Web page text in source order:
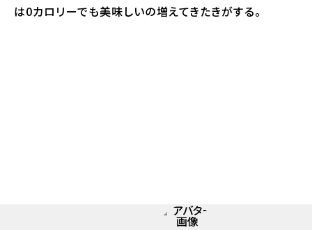
は0カロリーでも美味しいの増えてきたきがする。